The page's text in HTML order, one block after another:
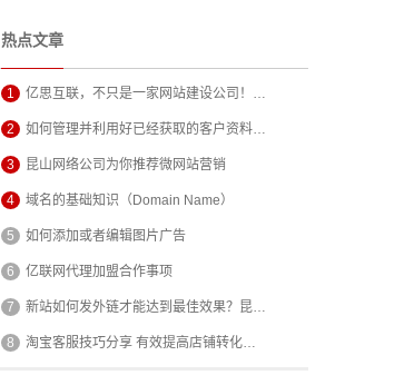
热点文章
1 亿思互联，不只是一家网站建设公司！…
2 如何管理并利用好已经获取的客户资料…
3 昆山网络公司为你推荐微网站营销
4 域名的基础知识（Domain Name）
5 如何添加或者编辑图片广告
6 亿联网代理加盟合作事项
7 新站如何发外链才能达到最佳效果？昆…
8 淘宝客服技巧分享 有效提高店铺转化…